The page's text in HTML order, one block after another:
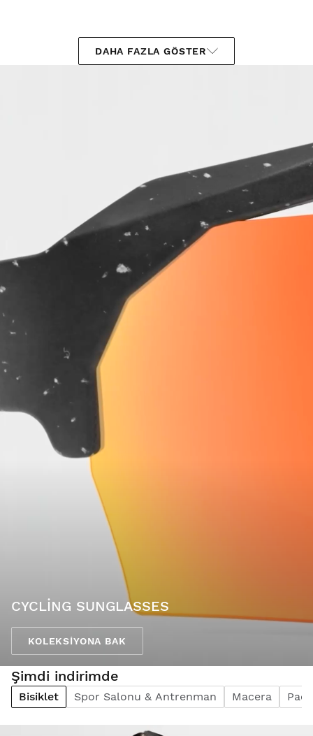
DAHA FAZLA GÖSTER
CYCLING SUNGLASSES
KOLEKSIYONA BAK
Şimdi indirimde
Bisiklet Spor Salonu & Antrenman Macera